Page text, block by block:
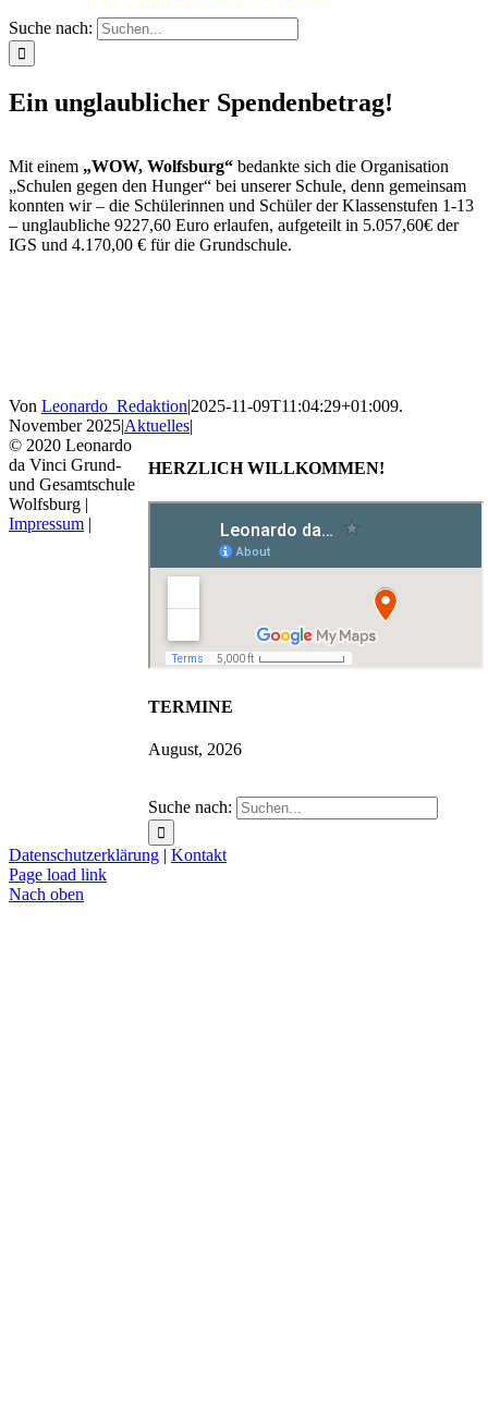
Suche nach:
Ein unglaublicher Spendenbetrag!
Mit einem „WOW, Wolfsburg“ bedankte sich die Organisation
„Schulen gegen den Hunger“ bei unserer Schule, denn gemeinsam
konnten wir – die Schülerinnen und Schüler der Klassenstufen 1-13
– unglaubliche 9227,60 Euro erlaufen, aufgeteilt in 5.057,60€ der
IGS und 4.170,00 € für die Grundschule.
Von Leonardo_Redaktion|2025-11-09T11:04:29+01:009.
November 2025|Aktuelles|
HERZLICH WILLKOMMEN!
TERMINE
August, 2026
Suche nach:
© 2020 Leonardo
da Vinci Grund-
und Gesamtschule
Wolfsburg |
Impressum |
Datenschutzerklärung | Kontakt
Page load link
Nach oben